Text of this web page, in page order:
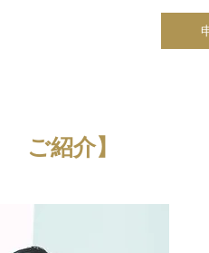
ご紹介】